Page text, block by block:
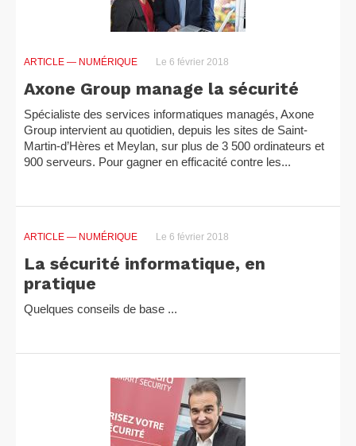
ARTICLE — NUMÉRIQUE Le 6 février 2018
Axone Group manage la sécurité
Spécialiste des services informatiques managés, Axone
Group intervient au quotidien, depuis les sites de Saint-
Martin-d’Hères et Meylan, sur plus de 3 500 ordinateurs et
900 serveurs. Pour gagner en efficacité contre les...
ARTICLE — NUMÉRIQUE Le 6 février 2018
La sécurité informatique, en
pratique
Quelques conseils de base ...